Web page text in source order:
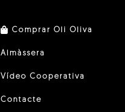
Comprar Oli Oliva
Almàssera
Vídeo Cooperativa
Contacte